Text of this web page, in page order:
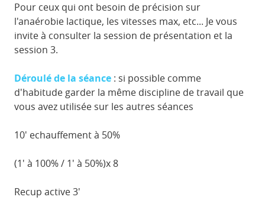
Pour ceux qui ont besoin de précision sur
l'anaérobie lactique, les vitesses max, etc... Je vous
invite à consulter la session de présentation et la
session 3.
Déroulé de la séance : si possible comme
d'habitude garder la même discipline de travail que
vous avez utilisée sur les autres séances
10' echauffement à 50%
(1' à 100% / 1' à 50%)x 8
Recup active 3'